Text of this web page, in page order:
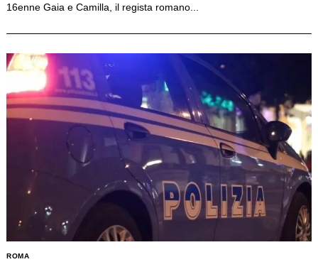
16enne Gaia e Camilla, il regista romano...
ROMA